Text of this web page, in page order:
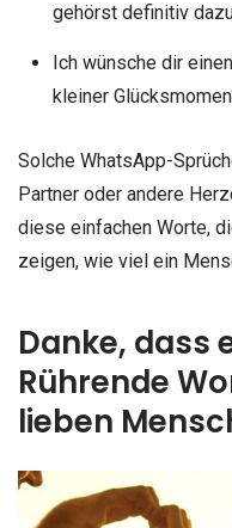
gehörst definitiv
Ich wünsche dir
kleiner
Solche WhatsApp-
Partner oder andere
diese einfachen Worte,
zeigen, wie viel ein
Danke, dass
Rührende
lieben